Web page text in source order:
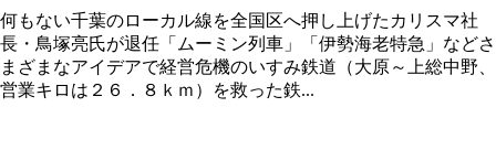
め、本線上の走行はできない
何もない千葉のローカル線を全国区へ押し上げたカリスマ社
長・鳥塚亮氏が退任「ムーミン列車」「伊勢海老特急」などさ
まざまなアイデアで経営危機のいすみ鉄道（大原～上総中野、
営業キロは２６．８ｋｍ）を救った鉄...